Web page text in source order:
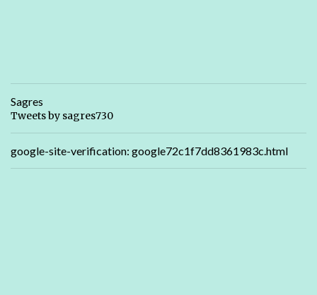
Sagres
Tweets by sagres730
google-site-verification: google72c1f7dd8361983c.html